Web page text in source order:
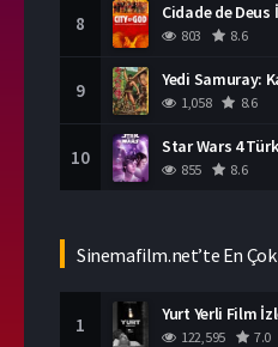
8 Cidade de Deus
803 8.6
9
1,058 8.6
10 Star Wars 4
855 8.6
Sinemafilm.net’te En
1 Yurt Yerli Film
122,595 7.0